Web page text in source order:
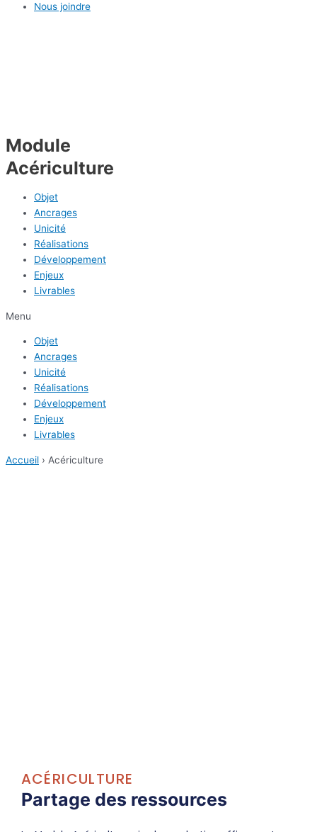
Nous joindre
Module
Acériculture
Objet
Ancrages
Unicité
Réalisations
Développement
Enjeux
Livrables
Menu
Objet
Ancrages
Unicité
Réalisations
Développement
Enjeux
Livrables
Accueil › Acériculture
ACÉRICULTURE
Partage des ressources